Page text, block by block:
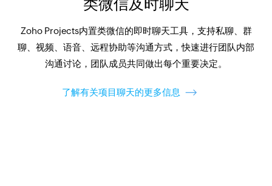
类微信及时聊天
Zoho Projects内置类微信的即时聊天工具，支持私聊、群
聊、视频、语音、远程协助等沟通方式，快速进行团队内部
沟通讨论，团队成员共同做出每个重要决定。
了解有关项目聊天的更多信息